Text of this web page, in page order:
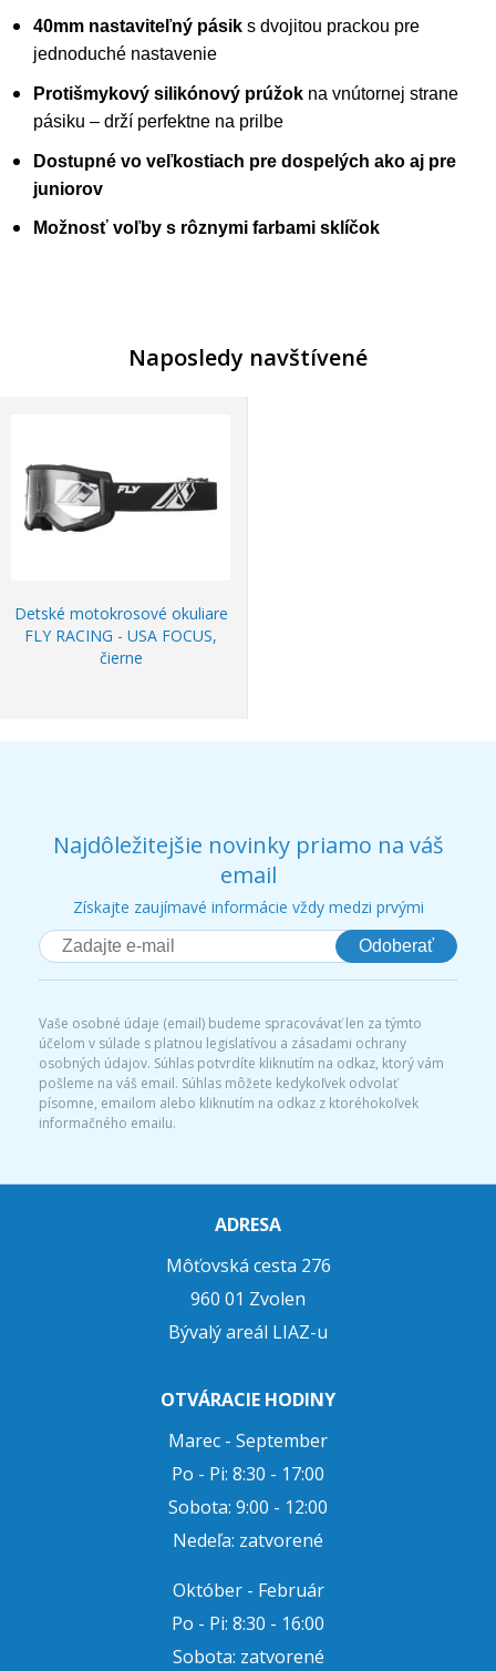
40mm nastaviteľný pásik s dvojitou prackou pre
jednoduché nastavenie
Protišmykový silikónový prúžok na vnútornej strane
pásiku – drží perfektne na prilbe
Dostupné vo veľkostiach pre dospelých ako aj pre
juniorov
Možnosť voľby s rôznymi farbami sklíčok
Naposledy navštívené
Detské motokrosové okuliare
FLY RACING - USA FOCUS,
čierne
Najdôležitejšie novinky priamo na váš
email
Získajte zaujímavé informácie vždy medzi prvými
Odoberať
Vaše osobné údaje (email) budeme spracovávať len za týmto
účelom v súlade s platnou legislatívou a zásadami ochrany
osobných údajov. Súhlas potvrdíte kliknutím na odkaz, ktorý vám
pošleme na váš email. Súhlas môžete kedykoľvek odvolať
písomne, emailom alebo kliknutím na odkaz z ktoréhokoľvek
informačného emailu.
ADRESA
Môťovská cesta 276
960 01 Zvolen
Bývalý areál LIAZ-u
OTVÁRACIE HODINY
Marec - September
Po - Pi: 8:30 - 17:00
Sobota: 9:00 - 12:00
Nedeľa: zatvorené
Október - Február
Po - Pi: 8:30 - 16:00
Sobota: zatvorené